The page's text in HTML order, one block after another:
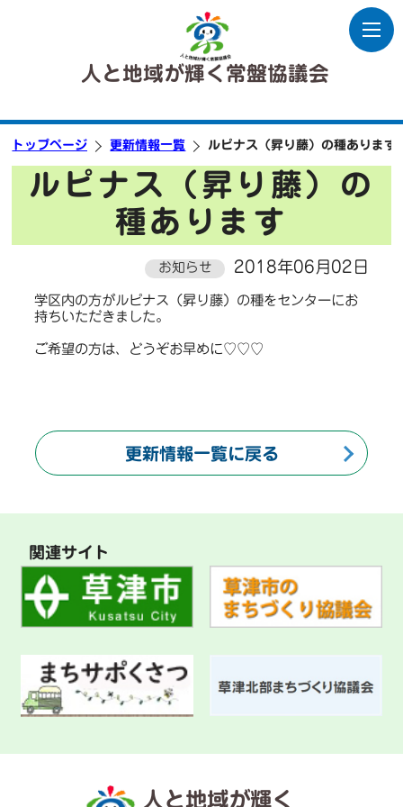
人と地域が輝く常盤協議会
トップページ 更新情報一覧 ルピナス（昇り藤）の種あります
ルピナス（昇り藤）の
種あります
お知らせ 2018年06月02日
学区内の方がルピナス（昇り藤）の種をセンターにお
持ちいただきました。
ご希望の方は、どうぞお早めに♡♡♡
更新情報一覧に戻る
関連サイト
人と地域が輝く